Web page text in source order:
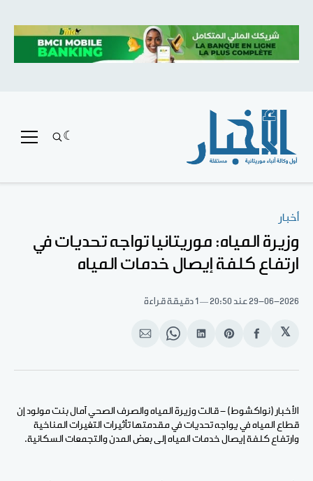
أخبار
وزيرة المياه: موريتانيا تواجه تحديات في
ارتفاع كلفة إيصال خدمات المياه
29-06-2026عند 20:50 1 دقيقة قراءة
𝕏
انشر
الفيسبوك
Share
Pinterest
انشر
لينكد
Share
WhatsApp
انشر
الإيميل
الأخبار (نواكشوط) - قالت وزيرة المياه والصرف الصحي آمال بنت مولود إن
قطاع المياه في يواجه تحديات في مقدمتها تأثيرات التغيرات المناخية
وارتفاع كلفة إيصال خدمات المياه إلى بعض المدن والتجمعات السكانية.